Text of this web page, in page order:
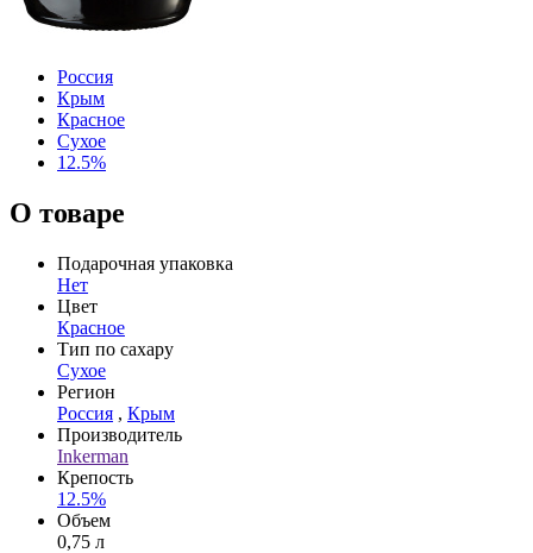
Россия
Крым
Красное
Сухое
12.5%
О товаре
Подарочная упаковка
Нет
Цвет
Красное
Тип по сахару
Сухое
Регион
Россия , Крым
Производитель
Inkerman
Крепость
12.5%
Объем
0,75 л